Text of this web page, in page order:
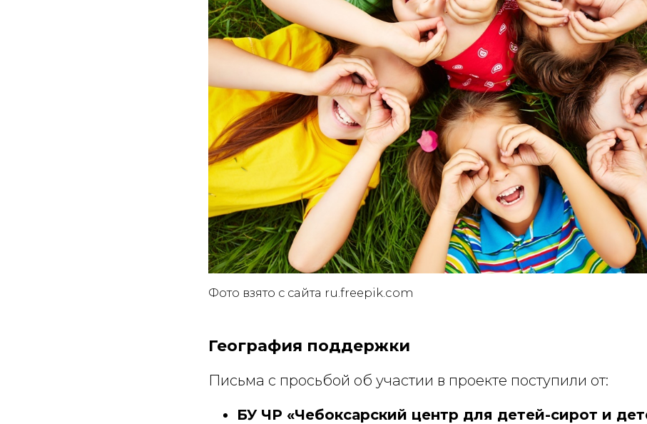
Фото взято с сайта ru.freepik.com
География поддержки
Письма с просьбой об участии в проекте поступили от:
БУ ЧР «Чебоксарский центр для детей-сирот и